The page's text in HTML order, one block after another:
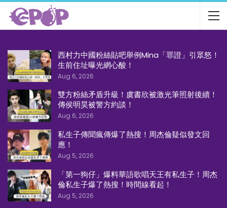
西村力中國粉絲貼吧舉例Mina「罪證」引眾怒！
生前住址曝光網心酸！
Aug 6, 2026
雙方粉絲矛盾升級！虞書欣被激光筆照射後續！
傳侯明昊被警方約談！
Aug 6, 2026
私生子傳聞瘋傳爆了熱搜！周杰倫疑似發文回
應！
Aug 5, 2026
「第一狗仔」爆料華語歌唱天王有私生子！周杰
倫私生子爆了熱搜！時間線看起！
Aug 5, 2026